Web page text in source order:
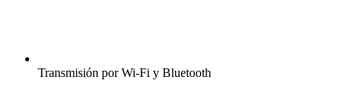
Transmisión por Wi-Fi y Bluetooth